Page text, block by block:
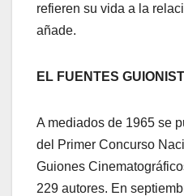
refieren su vida a la
añade.
EL FUENTES
A mediados de 1965 se
del Primer Concurso
Guiones
229 autores. En